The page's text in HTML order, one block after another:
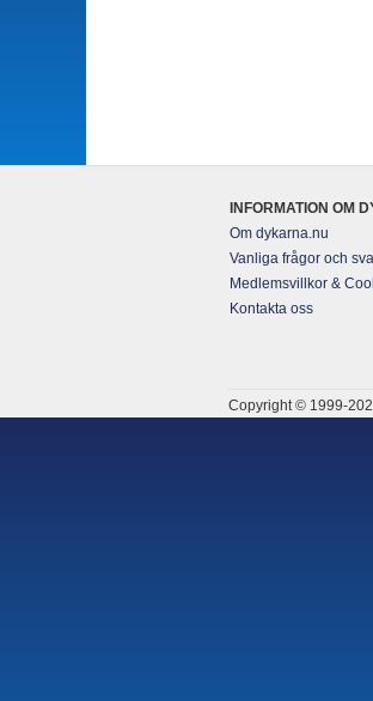
INFORMATION OM
Om dykarna.nu
Vanliga frågor och
Medlemsvillkor &
Kontakta oss
Copyright © 1999-